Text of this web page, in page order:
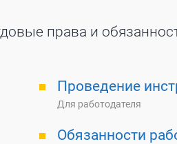
права и
Проведение
Для работодателя
Обязанности